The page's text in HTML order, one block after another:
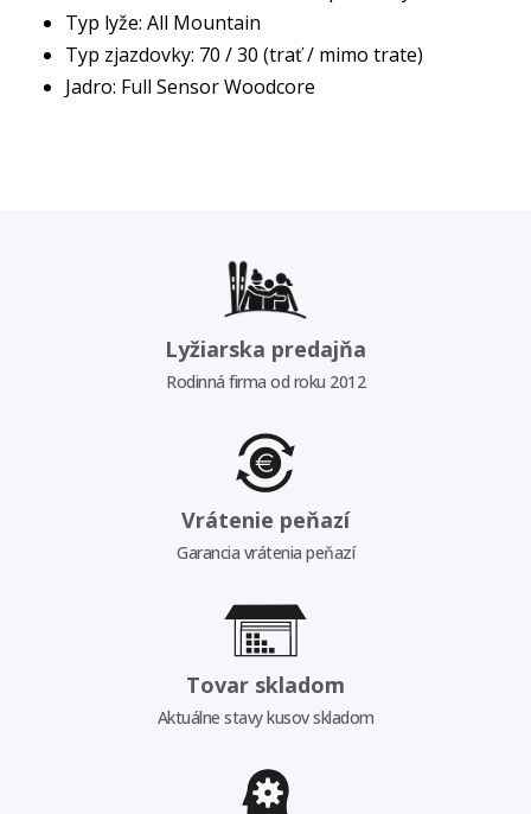
Typ lyže: All Mountain
Typ zjazdovky: 70 / 30 (trať / mimo trate)
Jadro: Full Sensor Woodcore
Lyžiarska predajňa
Rodinná firma od roku 2012
Vrátenie peňazí
Garancia vrátenia peňazí
Tovar skladom
Aktuálne stavy kusov skladom